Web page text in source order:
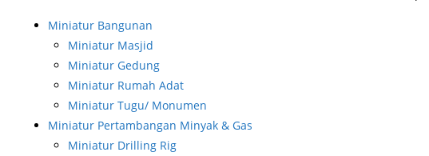
Miniatur Bangunan
Miniatur Masjid
Miniatur Gedung
Miniatur Rumah Adat
Miniatur Tugu/ Monumen
Miniatur Pertambangan Minyak & Gas
Miniatur Drilling Rig